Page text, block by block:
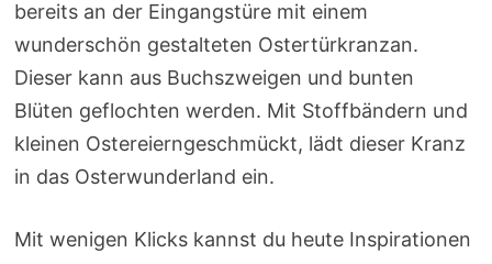
bereits an der Eingangstüre mit einem
wunderschön gestalteten Ostertürkranzan.
Dieser kann aus Buchszweigen und bunten
Blüten geflochten werden. Mit Stoffbändern und
kleinen Ostereierngeschmückt, lädt dieser Kranz
in das Osterwunderland ein.
Mit wenigen Klicks kannst du heute Inspirationen